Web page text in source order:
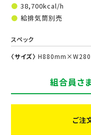
38,700kcal/h
給排気筒別売
スペック
〈サイズ〉
組合員さ
ご注